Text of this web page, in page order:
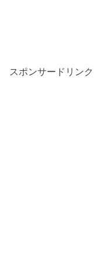
スポンサードリンク